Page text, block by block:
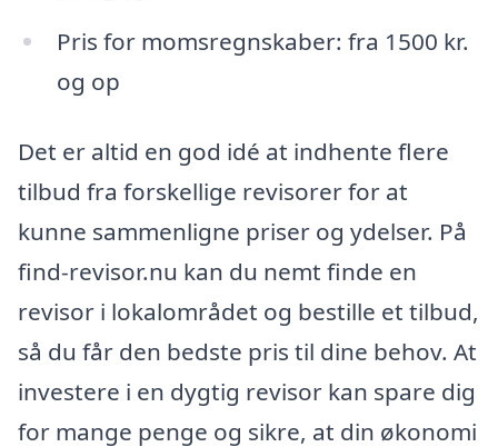
Pris for momsregnskaber: fra 1500 kr.
og op
Det er altid en god idé at indhente flere
tilbud fra forskellige revisorer for at
kunne sammenligne priser og ydelser. På
find-revisor.nu kan du nemt finde en
revisor i lokalområdet og bestille et tilbud,
så du får den bedste pris til dine behov. At
investere i en dygtig revisor kan spare dig
for mange penge og sikre, at din økonomi